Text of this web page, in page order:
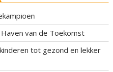
van de Toekomst
tot gezond en lekker